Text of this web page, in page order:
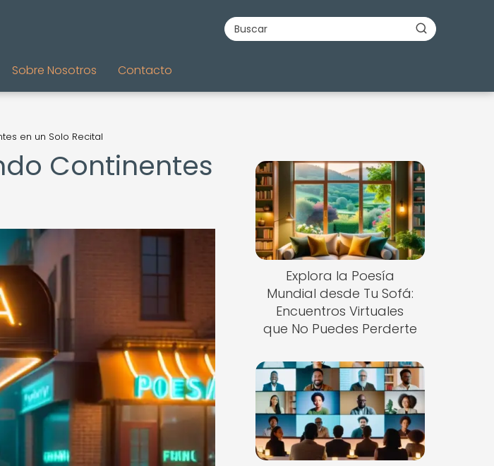
Sobre Nosotros Contacto
en un Solo Recital
Continentes
Explora la Poesía
Mundial desde Tu Sofá:
Encuentros Virtuales
que No Puedes Perderte